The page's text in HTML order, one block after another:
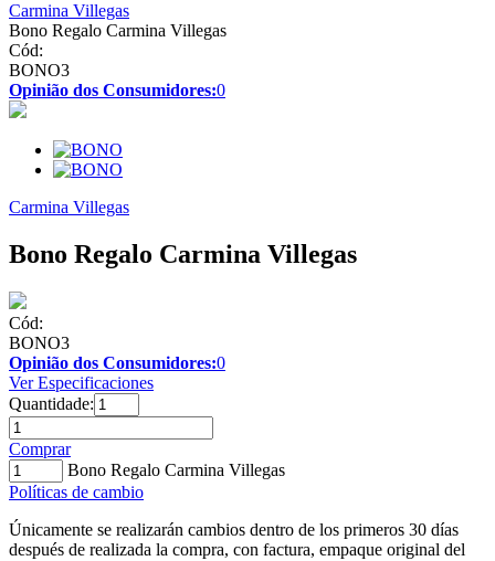
Carmina Villegas
Bono Regalo Carmina Villegas
Cód:
BONO3
Opinião dos Consumidores:0
Carmina Villegas
Bono Regalo Carmina Villegas
Cód:
BONO3
Opinião dos Consumidores:0
Ver Especificaciones
Quantidade:
Comprar
Bono Regalo Carmina Villegas
Políticas de cambio
Únicamente se realizarán cambios dentro de los primeros 30 días
después de realizada la compra, con factura, empaque original del